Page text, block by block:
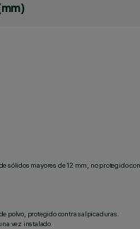
sólidos mayores de 12 mm, no protegido
polvo, protegido contra salpicaduras.
vez instalado